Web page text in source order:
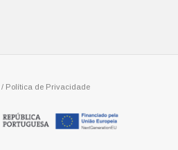
/ Política de Privacidade